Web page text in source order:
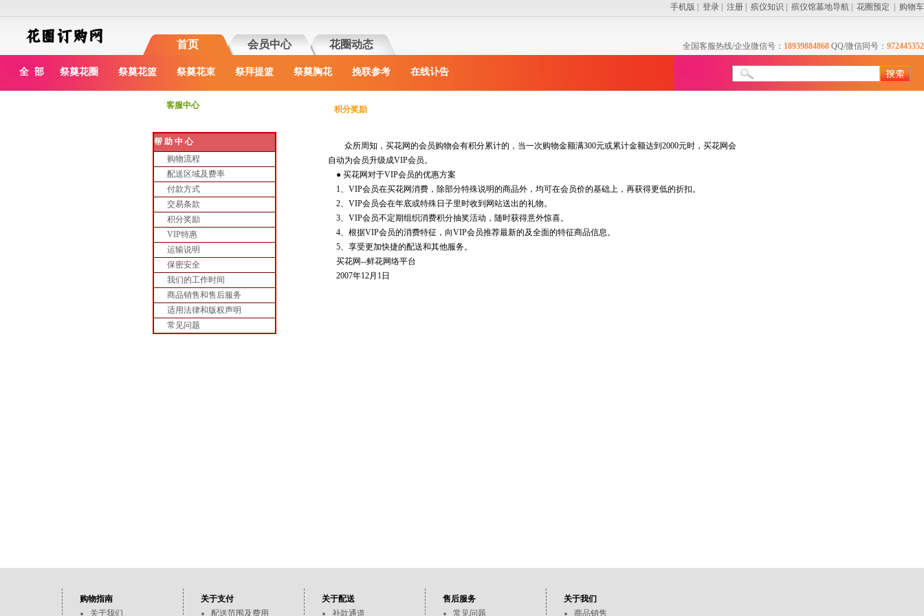
首页 会员中心 花圈动态
手机版 登录 注册 殡仪知识 殡仪馆墓地导航 花圈预定 购物车
全国客服热线/企业微信号： 18939884868 QQ/微信同号： 972445352
全 部 祭奠花圈 祭奠花篮 祭奠花束 祭拜提篮 祭奠胸花 挽联参考 在线讣告
客服中心
帮 助 中 心
购物流程
配送区域及费率
付款方式
交易条款
积分奖励
VIP特惠
运输说明
保密安全
我们的工作时间
商品销售和售后服务
适用法律和版权声明
常见问题
积分奖励
众所周知，买花网的会员购物会有积分累计的，当一次购物金额满300元或累计金额达到2000元时，买花网会
自动为会员升级成VIP会员。
● 买花网对于VIP会员的优惠方案
1、VIP会员在买花网消费，除部分特殊说明的商品外，均可在会员价的基础上，再获得更低的折扣。
2、VIP会员会在年底或特殊日子里时收到网站送出的礼物。
3、VIP会员不定期组织消费积分抽奖活动，随时获得意外惊喜。
4、根据VIP会员的消费特征，向VIP会员推荐最新的及全面的特征商品信息。
5、享受更加快捷的配送和其他服务。
买花网--鲜花网络平台
2007年12月1日
购物指南
关于我们
关于支付
配送范围及费用
关于配送
补款通道
售后服务
常见问题
关于我们
商品销售